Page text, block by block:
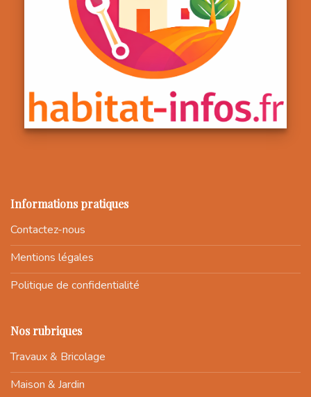
Informations pratiques
Contactez-nous
Mentions légales
Politique de confidentialité
Nos rubriques
Travaux & Bricolage
Maison & Jardin